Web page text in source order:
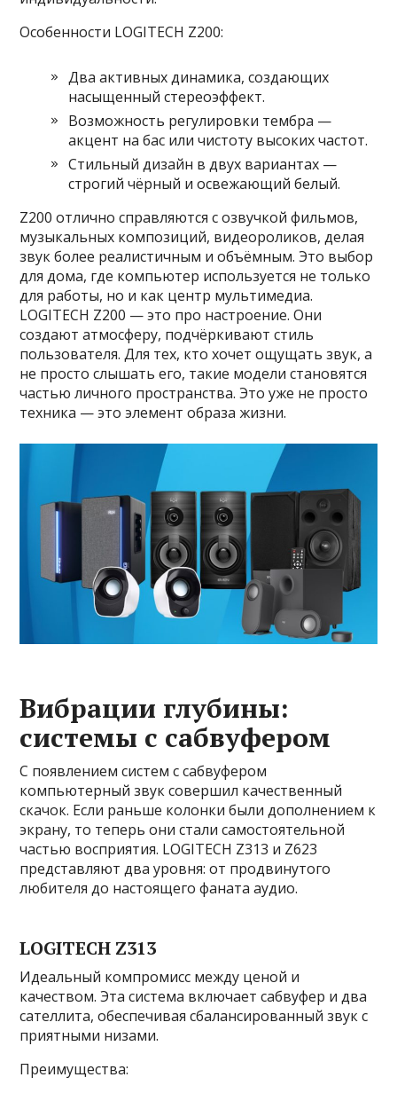
Особенности LOGITECH Z200:
Два активных динамика, создающих
насыщенный стереоэффект.
Возможность регулировки тембра —
акцент на бас или чистоту высоких частот.
Стильный дизайн в двух вариантах —
строгий чёрный и освежающий белый.
Z200 отлично справляются с озвучкой фильмов,
музыкальных композиций, видеороликов, делая
звук более реалистичным и объёмным. Это выбор
для дома, где компьютер используется не только
для работы, но и как центр мультимедиа.
LOGITECH Z200 — это про настроение. Они
создают атмосферу, подчёркивают стиль
пользователя. Для тех, кто хочет ощущать звук, а
не просто слышать его, такие модели становятся
частью личного пространства. Это уже не просто
техника — это элемент образа жизни.
Вибрации глубины:
системы с сабвуфером
С появлением систем с сабвуфером
компьютерный звук совершил качественный
скачок. Если раньше колонки были дополнением к
экрану, то теперь они стали самостоятельной
частью восприятия. LOGITECH Z313 и Z623
представляют два уровня: от продвинутого
любителя до настоящего фаната аудио.
LOGITECH Z313
Идеальный компромисс между ценой и
качеством. Эта система включает сабвуфер и два
сателлита, обеспечивая сбалансированный звук с
приятными низами.
Преимущества: